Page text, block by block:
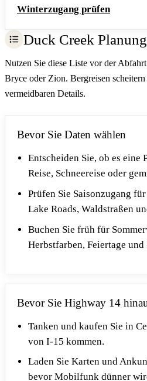
Winterzugang prüfen
Duck Creek
Nutzen Sie diese Liste vor der
Bryce oder Zion. Bergreisen
vermeidbaren Details.
Bevor Sie Daten wählen
Entscheiden Sie, ob es eine
Reise, Schneereise oder
Prüfen Sie Saisonzugang
Lake Roads, Waldstraßen
Buchen Sie früh für
Herbstfarben, Feiertage und
Bevor Sie Highway 14
Tanken und kaufen Sie in
von I-15 kommen.
Laden Sie Karten und
bevor Mobilfunk dünner